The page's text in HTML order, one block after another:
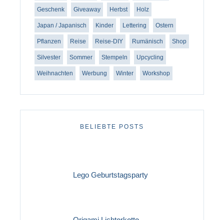
Geschenk Giveaway Herbst Holz
Japan / Japanisch Kinder Lettering Ostern
Pflanzen Reise Reise-DIY Rumänisch Shop
Silvester Sommer Stempeln Upcycling
Weihnachten Werbung Winter Workshop
BELIEBTE POSTS
Lego Geburtstagsparty